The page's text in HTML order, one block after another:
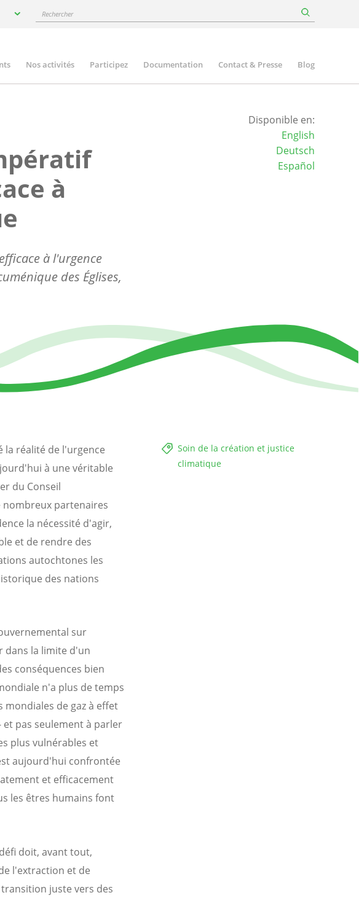
Rechercher
Nos activités Participez Documentation Contact & Presse Blog
à
à l'urgence
des Églises,
Disponible en:
English
Deutsch
Español
Soin de la création et justice
climatique
la réalité de l'urgence
à une véritable
du Conseil
nombreux partenaires
la nécessité d'agir,
et de rendre des
autochtones les
des nations
sur
dans la limite d'un
conséquences bien
n'a plus de temps
de gaz à effet
pas seulement à parler
plus vulnérables et
aujourd'hui confrontée
et efficacement
les êtres humains font
doit, avant tout,
l'extraction et de
juste vers des